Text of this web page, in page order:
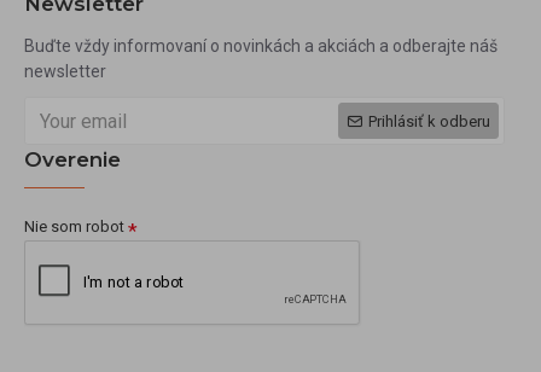
Buďte vždy informovaní o novinkách a akciách a odberajte náš
newsletter
Prihlásiť k odberu
Overenie
Nie som robot